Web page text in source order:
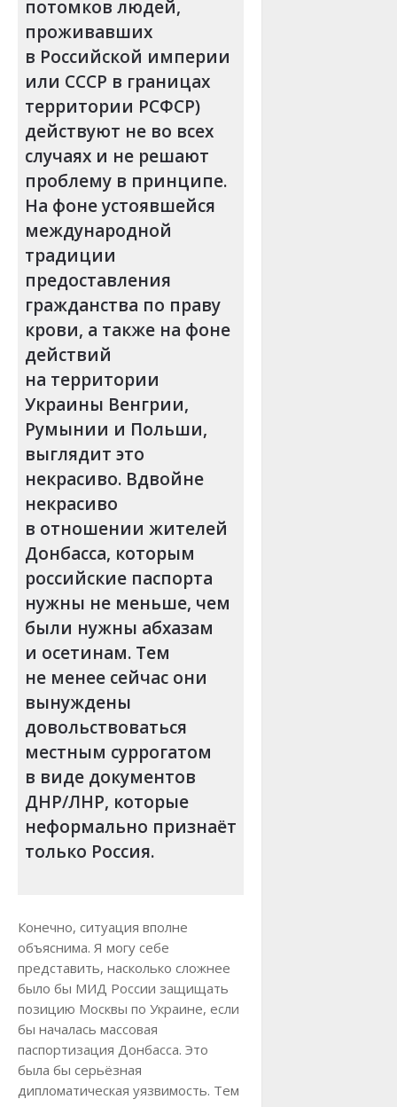
потомков людей,
проживавших
в Российской империи
или СССР в границах
территории РСФСР)
действуют не во всех
случаях и не решают
проблему в принципе.
На фоне устоявшейся
международной
традиции
предоставления
гражданства по праву
крови, а также на фоне
действий
на территории
Украины Венгрии,
Румынии и Польши,
выглядит это
некрасиво. Вдвойне
некрасиво
в отношении жителей
Донбасса, которым
российские паспорта
нужны не меньше, чем
были нужны абхазам
и осетинам. Тем
не менее сейчас они
вынуждены
довольствоваться
местным суррогатом
в виде документов
ДНР/ЛНР, которые
неформально признаёт
только Россия.
Конечно, ситуация вполне
объяснима. Я могу себе
представить, насколько сложнее
было бы МИД России защищать
позицию Москвы по Украине, если
бы началась массовая
паспортизация Донбасса. Это
была бы серьёзная
дипломатическая уязвимость. Тем